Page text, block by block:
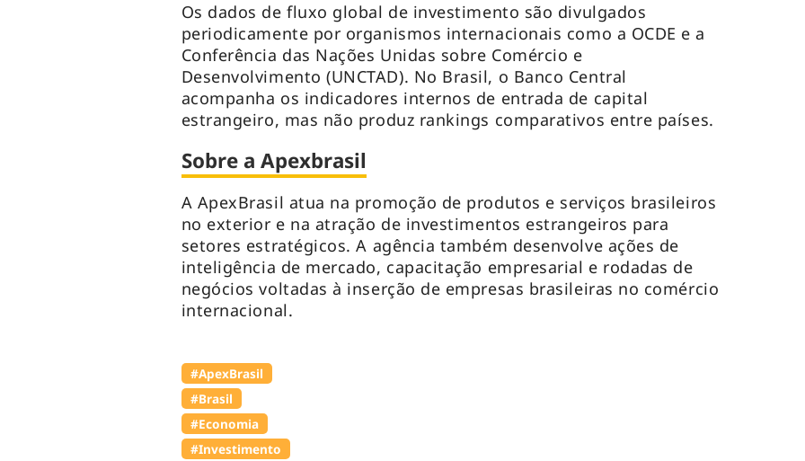
Os dados de fluxo global de investimento são divulgados
periodicamente por organismos internacionais como a OCDE e a
Conferência das Nações Unidas sobre Comércio e
Desenvolvimento (UNCTAD). No Brasil, o Banco Central
acompanha os indicadores internos de entrada de capital
estrangeiro, mas não produz rankings comparativos entre países.
Sobre a Apexbrasil
A ApexBrasil atua na promoção de produtos e serviços brasileiros
no exterior e na atração de investimentos estrangeiros para
setores estratégicos. A agência também desenvolve ações de
inteligência de mercado, capacitação empresarial e rodadas de
negócios voltadas à inserção de empresas brasileiras no comércio
internacional.
#ApexBrasil
#Brasil
#Economia
#Investimento